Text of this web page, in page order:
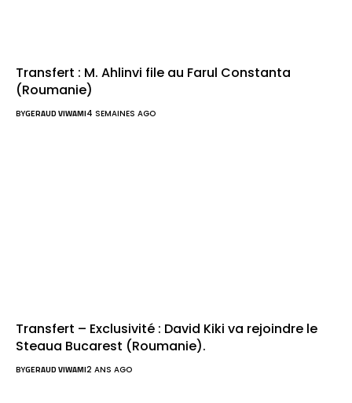
Transfert : M. Ahlinvi file au Farul Constanta
(Roumanie)
BYGERAUD VIWAMI4 SEMAINES AGO
Transfert – Exclusivité : David Kiki va rejoindre le
Steaua Bucarest (Roumanie).
BYGERAUD VIWAMI2 ANS AGO